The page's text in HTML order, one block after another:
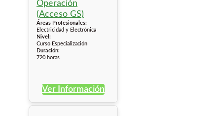
Áreas Profesionales:
Electricidad y Electrónica
Nivel:
Curso Especialización
Duración:
720 horas
Ver Información